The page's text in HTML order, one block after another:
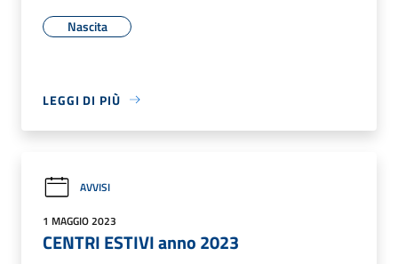
Nascita
LEGGI DI PIÙ
AVVISI
1 MAGGIO 2023
CENTRI ESTIVI anno 2023